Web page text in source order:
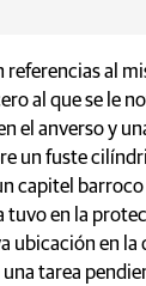
referencias al
al que se le
el anverso y
un fuste
capitel
tuvo en la
ubicación en
tarea